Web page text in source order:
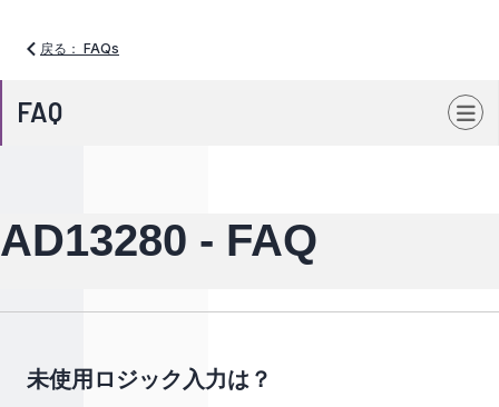
戻る： FAQs
FAQ
AD13280 - FAQ
未使用ロジック入力は？